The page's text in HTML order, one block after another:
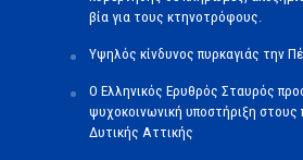
βία για τους κτηνοτρόφους.
Υψηλός κίνδυνος πυρκαγιάς την
Ο Ελληνικός Ερυθρός Σταυρός
ψυχοκοινωνική υποστήριξη
Δυτικής Αττικής